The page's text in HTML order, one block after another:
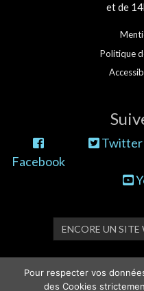
et de
Politique
Facebook
Twitter
ENCORE UN
Pour respecter vos
des Cookies